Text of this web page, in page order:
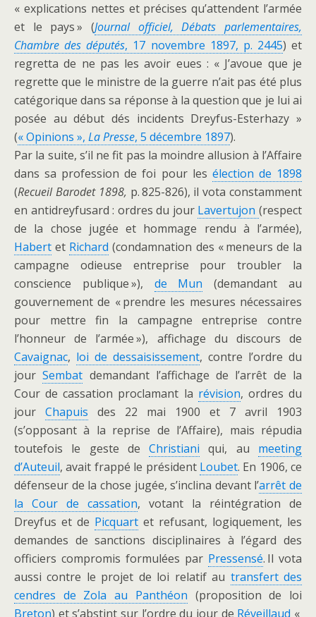
« explications nettes et précises qu’attendent l’armée
et le pays » (Journal officiel, Débats parlementaires,
Chambre des députés, 17 novembre 1897, p. 2445) et
regretta de ne pas les avoir eues : « J’avoue que je
regrette que le ministre de la guerre n’ait pas été plus
catégorique dans sa réponse à la question que je lui ai
posée au début dés incidents Dreyfus-Esterhazy »
(« Opinions », La Presse, 5 décembre 1897).
Par la suite, s’il ne fit pas la moindre allusion à l’Affaire
dans sa profession de foi pour les élection de 1898
(Recueil Barodet 1898, p. 825-826), il vota constamment
en antidreyfusard : ordres du jour Lavertujon(respect
de la chose jugée et hommage rendu à l’armée),
Habert et Richard (condamnation des « meneurs de la
campagne odieuse entreprise pour troubler la
conscience publique »), de Mun (demandant au
gouvernement de « prendre les mesures nécessaires
pour mettre fin la campagne entreprise contre
l’honneur de l’armée »), affichage du discours de
Cavaignac, loi de dessaisissement, contre l’ordre du
jourSembat demandant l’affichage de l’arrêt de la
Cour de cassation proclamant la révision, ordres du
jour Chapuis des 22 mai 1900 et 7 avril 1903
(s’opposant à la reprise de l’Affaire), mais répudia
toutefois le geste deChristiani qui, au meeting
d’Auteuil, avait frappé le président Loubet. En 1906, ce
défenseur de la chose jugée, s’inclina devant l’arrêt de
la Cour de cassation, votant la réintégration de
Dreyfus et de Picquart et refusant, logiquement, les
demandes de sanctions disciplinaires à l’égard des
officiers compromis formulées par Pressensé. Il vota
aussi contre le projet de loi relatif au transfert des
cendres de Zola au Panthéon (proposition de loi
Breton) et s’abstint sur l’ordre du jour de Réveillaud «